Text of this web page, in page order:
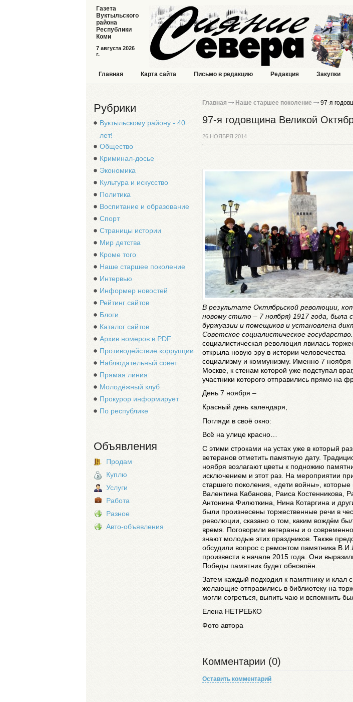
7 августа 2026
г.
Газета
Вуктыльского
района
Республики
Коми
Главная Карта сайта Письмо в редакцию Редакция Закупки
Рубрики
Вуктыльскому району - 40
лет!
Общество
Криминал-досье
Экономика
Культура и искусство
Политика
Воспитание и образование
Спорт
Страницы истории
Мир детства
Кроме того
Наше старшее поколение
Интервью
Информер новостей
Рейтинг сайтов
Блоги
Каталог сайтов
Архив номеров в PDF
Противодействие коррупции
Наблюдательный совет
Прямая линия
Молодёжный клуб
Прокурор информирует
По республике
Объявления
Продам
Куплю
Услуги
Работа
Разное
Авто-объявления
Главная Наше старшее поколение 97-я
97-я годовщина Великой
26 НОЯБРЯ 2014
В результате Октябрьской революции,
новому стилю – 7 ноября) 1917 года, была
буржуазии и помещиков и установлена
Советское социалистическое государство.
социалистическая революция явилась
открыла новую эру в истории человечества
социализму и коммунизму. Именно 7
Москве, к стенам которой уже подступал
участники которого отправились прямо на
День 7 ноября –
Красный день календаря,
Погляди в своё окно:
Всё на улице красно…
С этими строками на устах уже в который
ветеранов отметить памятную дату.
ноября возлагают цветы к подножию
исключением и этот раз. На мероприятии
старшего поколения, «дети войны»,
Валентина Кабанова, Раиса Костенникова,
Антонина Филюткина, Нина Котаргина и
были произнесены торжественные речи в
революции, сказано о том, каким вождём
время. Поговорили ветераны и о
знают молодые этих праздников. Также
обсудили вопрос с ремонтом памятника
произвести в начале 2015 года. Они
Победы памятник будет обновлён.
Затем каждый подходил к памятнику и клал
желающие отправились в библиотеку на
могли согреться, выпить чаю и вспомнить
Елена НЕТРЕБКО
Фото автора
Комментарии (0)
Оставить комментарий